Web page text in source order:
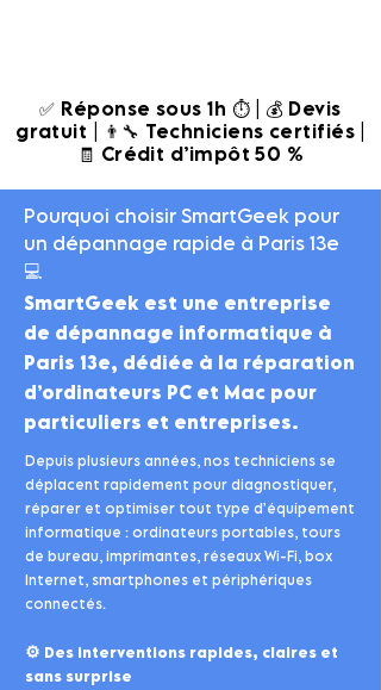
✅ Réponse sous 1h ⏱️ | 💰 Devis
gratuit | 👨‍🔧 Techniciens certifiés |
🧾 Crédit d’impôt 50 %
Pourquoi choisir SmartGeek pour
un dépannage rapide à Paris 13e
💻
SmartGeek est une entreprise
de dépannage informatique à
Paris 13e, dédiée à la réparation
d’ordinateurs PC et Mac pour
particuliers et entreprises.
Depuis plusieurs années, nos techniciens se
déplacent rapidement pour diagnostiquer,
réparer et optimiser tout type d’équipement
informatique : ordinateurs portables, tours
de bureau, imprimantes, réseaux Wi-Fi, box
Internet, smartphones et périphériques
connectés.
⚙️ Des interventions rapides, claires et
sans surprise